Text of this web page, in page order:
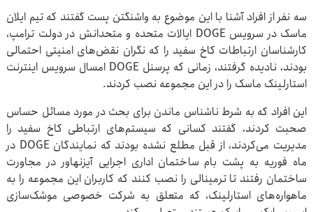
سه نفر از افراد آشنا با این موضوع به واشنگتن پست گفتند که تیم ایلان
ماسک در سرویس DOGE ایالات متحده و متحدانش در دولت ترامپ،
کارشناسان ارتباطات کاخ سفید را که نگران نقض‌های امنیتی احتمالی
بودند، نادیده گرفتند، زمانی که پرسنل DOGE امسال سرویس اینترنت
استارلینک ماسک را در این مجموعه نصب کردند.
این افراد که به شرط ناشناس ماندن برای بحث در مورد مسائل حساس
صحبت کردند، گفتند کسانی که سیستم‌های ارتباطی کاخ سفید را
مدیریت می‌کردند، از قبل مطلع نشده بودند که نمایندگان DOGE در
ماه فوریه به پشت بام ساختمان اداری اجرایی آیزنهاور در مجاورت
ساختمان رفتند تا ترمینالی را نصب کنند که کاربران این مجموعه را به
ماهواره‌های استارلینک، که متعلق به شرکت خصوصی موشک‌سازی